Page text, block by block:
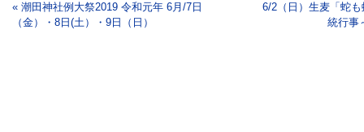
« 潮田神社例大祭2019 令和元年 6月/7日
（金）・8日(土）・9日（日）
6/2（日）生麦「蛇
統行事